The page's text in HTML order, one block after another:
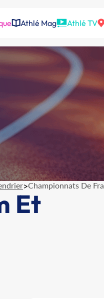
Athlé Mag Athlé TV
>Championnats De
Et